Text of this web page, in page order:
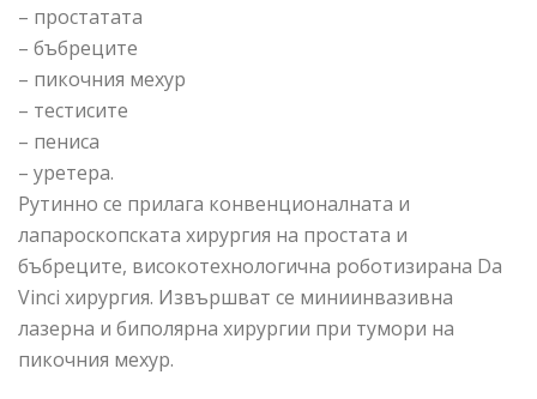
– простатата
– бъбреците
– пикочния мехур
– тестисите
– пениса
– уретера.
Рутинно се прилага конвенционалната и
лапароскопската хирургия на простата и
бъбреците, високотехнологична роботизирана Da
Vinci хирургия. Извършват се миниинвазивна
лазерна и биполярна хирургии при тумори на
пикочния мехур.